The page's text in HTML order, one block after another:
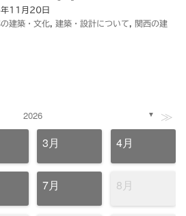
11月20日
建築・文化 建築・設計について
関西の建
2026 ▼ ≫
3月 4月
7月 8月